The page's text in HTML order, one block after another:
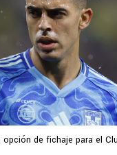
opción de fichaje para el